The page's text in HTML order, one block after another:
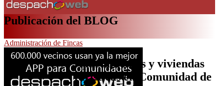
Publicación del BLOG
Administración de Fincas
Apartamentos y viviendas
turísticas en Comunidad de